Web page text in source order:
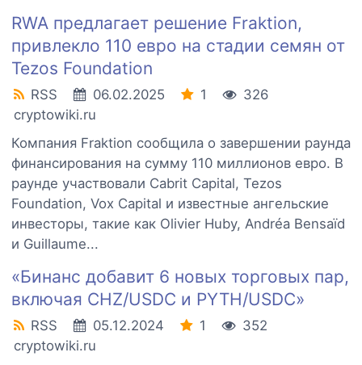
RWA предлагает решение Fraktion,
привлекло 110 евро на стадии семян от
Tezos Foundation
RSS 06.02.2025 1
326
cryptowiki.ru
Компания Fraktion сообщила о завершении раунда
финансирования на сумму 110 миллионов евро. В
раунде участвовали Cabrit Capital, Tezos
Foundation, Vox Capital и известные ангельские
инвесторы, такие как Olivier Huby, Andréa Bensaïd
и Guillaume...
«Бинанс добавит 6 новых торговых пар,
включая CHZ/USDC и PYTH/USDC»
RSS 05.12.2024 1
352
cryptowiki.ru